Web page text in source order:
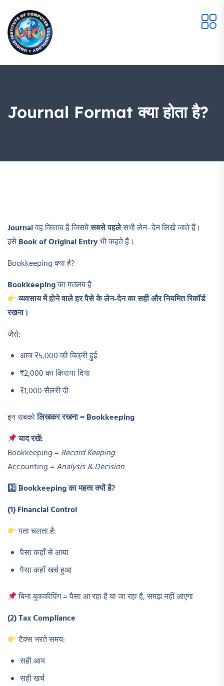
Journal Format क्या होता है?
Journalवह किताब है जिसमेंसबसे पहलेसभी लेन–देन लिखे जाते हैं।
इसेBook of Original Entryभी कहते हैं।
Bookkeeping क्या है?
Bookkeepingका मतलब है
व्यवसाय में होने वाले हर पैसे के लेन-देन का सही और नियमित रिकॉर्ड
रखना।
जैसे:
आज ₹5,000 की बिक्री हुई
₹2,000 का किराया दिया
₹1,000 सैलरी दी
इन सबकोलिखकर रखना = Bookkeeping
याद रखें:
Bookkeeping = Record Keeping
Accounting =Analysis & Decision
2️⃣ Bookkeepingका महत्व क्यों है?
(1) Financial Control
पता चलता है:
पैसा कहाँ से आया
पैसा कहाँ खर्च हुआ
बिना बुककीपिंग = पैसा आ रहा है या जा रहा है, समझ नहीं आएगा
(2) Tax Compliance
टैक्स भरते समय:
सही आय
सही खर्च